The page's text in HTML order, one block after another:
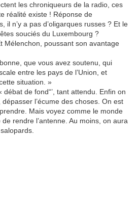
les chroniqueurs de la radio, ces
réalité existe ! Réponse de
il n’y a pas d’oligarques russes ? Et le
souciés du Luxembourg ?
Mélenchon, poussant son avantage
que vous avez soutenu, qui
entre les pays de l’Union, et
situation. »
débat de fond“’, tant attendu. Enfin on
l’écume des choses. On est
Mais voyez comme le monde
rendre l’antenne. Au moins, on aura